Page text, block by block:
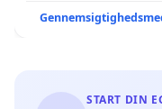
START DIN